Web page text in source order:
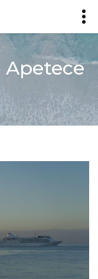
Apetece